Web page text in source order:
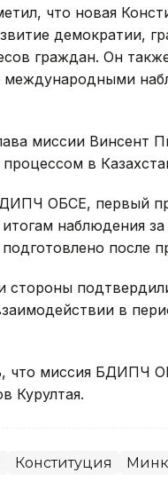
что новая
демократии,
граждан. Он
международными
миссии Винсент
в
ОБСЕ, первый
наблюдения
после
стороны
в
что миссия БДИПЧ
Курултая.
Конституция